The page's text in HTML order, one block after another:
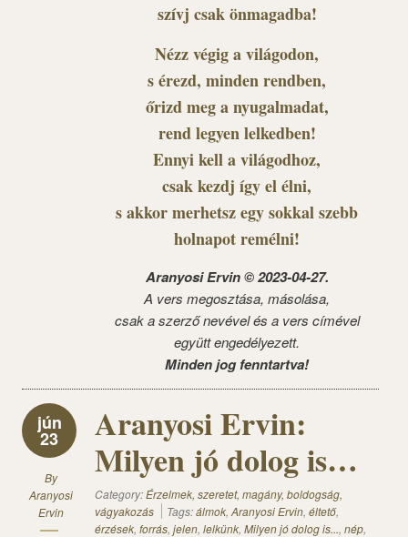
szívj csak önmagadba!
Nézz végig a világodon,
s érezd, minden rendben,
őrizd meg a nyugalmadat,
rend legyen lelkedben!
Ennyi kell a világodhoz,
csak kezdj így el élni,
s akkor merhetsz egy sokkal szebb
holnapot remélni!
Aranyosi Ervin © 2023-04-27.
A vers megosztása, másolása,
csak a szerző nevével és a vers címével
együtt engedélyezett.
Minden jog fenntartva!
jún
23
By
Aranyosi
Ervin
Aranyosi Ervin:
Milyen jó dolog is…
Category:Érzelmek, szeretet, magány, boldogság,
vágyakozás
Tags:álmok, Aranyosi Ervin, éltető,
érzések, forrás, jelen, lelkünk, Milyen jó dolog is..., nép,